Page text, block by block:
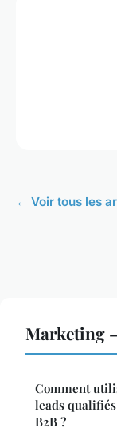
← Voir tous les
Marketing
Comment
leads
B2B ?